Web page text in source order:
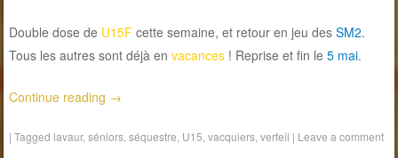
Double dose de U15F cette semaine, et retour en jeu desSM2.
Tous les autres sont déjà envacances ! Reprise et fin le5 mai.
Continue reading →
|Tagged lavaur,séniors ,séquestre U15 ,vacquiers ,verfeil | Leave a comment